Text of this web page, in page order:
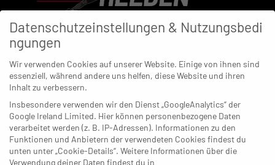
Newsübersicht
27. MAI 2021
Gummersbach in Nettelstedt: Im
Aufstiegskracher ruht die
Datenschutzeinstellungen & Nutzungsbedi
ngungen
Wir verwenden Cookies auf unserer Website. Einige von ihnen sind
essenziell, während andere uns helfen, diese Website und ihren
Inhalt zu verbessern.
Insbesondere verwenden wir den Dienst „GoogleAnalytics“ der
Google Ireland Limited. Hier können personenbezogene Daten
verarbeitet werden (z. B. IP-Adressen). Informationen zu den
Funktionen und Anbietern der verwendeten Cookies findest du
unten unter „Cookie-Details“. Weitere Informationen über die
Verwendung deiner Daten findest du in